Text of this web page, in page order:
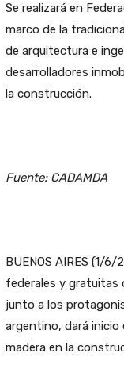
Se realizará en
marco de la
de arquitectura e
desarrolladores
la construcción.
Fuente: CADAMDA
BUENOS AIRES (1/
federales y gratuitas
junto a los
argentino, dará inicio
madera en la